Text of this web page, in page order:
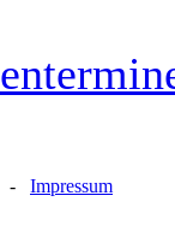
- Impressum